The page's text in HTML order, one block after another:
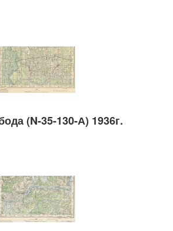
(N-35-130-А) 1936г.